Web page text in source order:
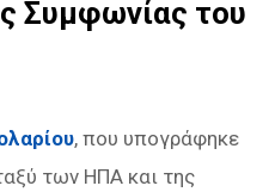
Συμφωνίας του
, που υπογράφηκε
των ΗΠΑ και της